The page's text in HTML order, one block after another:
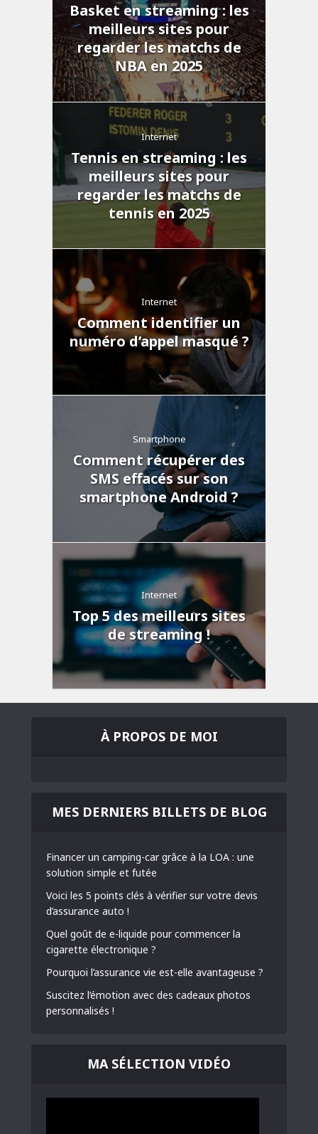
Basket en streaming : les
meilleurs sites pour
regarder les matchs de
NBA en 2025
Internet
Tennis en streaming : les
meilleurs sites pour
regarder les matchs de
tennis en 2025
Internet
Comment identifier un
numéro d’appel masqué ?
Smartphone
Comment récupérer des
SMS effacés sur son
smartphone Android ?
Internet
Top 5 des meilleurs sites
de streaming !
À PROPOS DE MOI
MES DERNIERS BILLETS DE BLOG
Financer un camping-car grâce à la LOA : une
solution simple et futée
Voici les 5 points clés à vérifier sur votre devis
d’assurance auto !
Quel goût de e-liquide pour commencer la
cigarette électronique ?
Pourquoi l’assurance vie est-elle avantageuse ?
Suscitez l’émotion avec des cadeaux photos
personnalisés !
MA SÉLECTION VIDÉO